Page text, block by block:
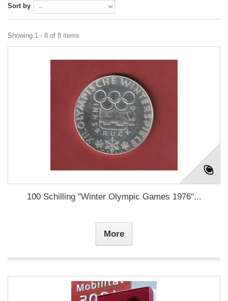
Sort by
Showing 1 - 8 of 8 items
100 Schilling "Winter Olympic Games 1976"...
More